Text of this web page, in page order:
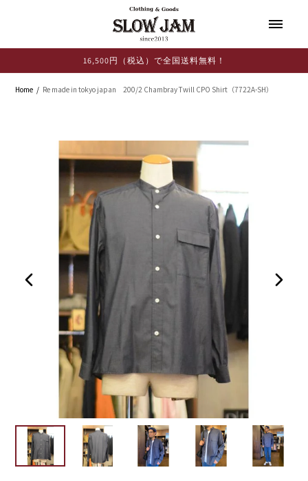
16,500円（税込）で全国送料無料！
Home Re made in tokyo japan 200/2 Chambray Twill CPO Shirt（7722A-SH）